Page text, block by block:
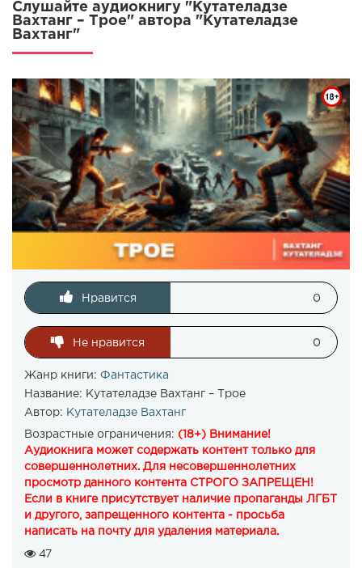
Слушайте аудиокнигу "Кутателадзе
Вахтанг – Трое" автора "Кутателадзе
Вахтанг"
Нравится 0
Не нравится 0
Жанр книги: Фантастика
Название: Кутателадзе Вахтанг – Трое
Автор: Кутателадзе Вахтанг
Возрастные ограничения: (18+) Внимание!
Аудиокнига может содержать контент только для
совершеннолетних. Для несовершеннолетних
просмотр данного контента СТРОГО ЗАПРЕЩЕН!
Если в книге присутствует наличие пропаганды ЛГБТ
и другого, запрещенного контента - просьба
написать на почту для удаления материала.
47